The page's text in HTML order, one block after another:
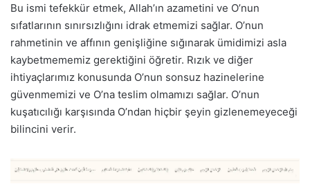
Bu ismi tefekkür etmek, Allah’ın azametini ve O’nun
sıfatlarının sınırsızlığını idrak etmemizi sağlar. O’nun
rahmetinin ve affının genişliğine sığınarak ümidimizi asla
kaybetmememiz gerektiğini öğretir. Rızık ve diğer
ihtiyaçlarımız konusunda O’nun sonsuz hazinelerine
güvenmemizi ve O’na teslim olmamızı sağlar. O’nun
kuşatıcılığı karşısında O’ndan hiçbir şeyin gizlenemeyeceği
bilincini verir.